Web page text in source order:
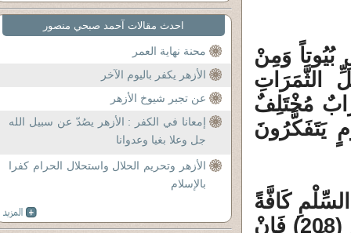
وَمِنْ
مِنْ كُلِّ الثَّمَرَاتِ
مُخْتَلِفٌ
يَتَفَكَّرُونَ
كَافَّةً
وَلا تَتَّبِعُوا خُطُوَاتِ الشَّيْطَانِ إِنَّهُ لَكُمْ عَدُوٌّ مُبِينٌ (208) فَإِنْ
احدث مقالات آحمد صبحي منصور
محنة نهاية العمر
الأزهر يكفر باليوم الآخر
عن تجبر شيوخ الأزهر
إمعانا في الكفر : الأزهر يصُدّ عن سبيل الله
جل وعلا بغيا وعدوانا
الأزهر وتحريم الحلال واستحلال الحرام كفرا
بالإسلام